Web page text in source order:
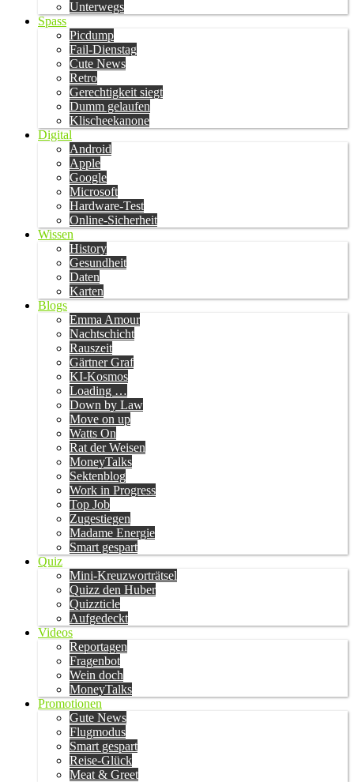
Unterwegs
Spass
Picdump
Fail-Dienstag
Cute News
Retro
Gerechtigkeit siegt
Dumm gelaufen
Klischeekanone
Digital
Android
Apple
Google
Microsoft
Hardware-Test
Online-Sicherheit
Wissen
History
Gesundheit
Daten
Karten
Blogs
Emma Amour
Nachtschicht
Rauszeit
Gärtner Graf
KI-Kosmos
Loading …
Down by Law
Move on up
Watts On
Rat der Weisen
MoneyTalks
Sektenblog
Work in Progress
Top Job
Zugestiegen
Madame Energie
Smart gespart
Quiz
Mini-Kreuzworträtsel
Quizz den Huber
Quizzticle
Aufgedeckt
Videos
Reportagen
Fragenbot
Wein doch
MoneyTalks
Promotionen
Gute News
Flugmodus
Smart gespart
Reise-Glück
Meat & Greet